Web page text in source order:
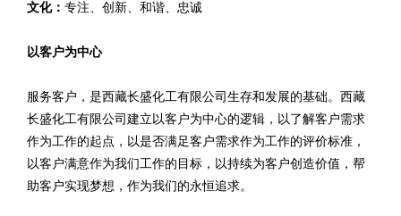
文化： 专注、创新、和谐、忠诚
以客户为中心
服务客户，是西藏长盛化工有限公司生存和发展的基础。西藏
长盛化工有限公司建立以客户为中心的逻辑，以了解客户需求
作为工作的起点，以是否满足客户需求作为工作的评价标准，
以客户满意作为我们工作的目标，以持续为客户创造价值，帮
助客户实现梦想，作为我们的永恒追求。